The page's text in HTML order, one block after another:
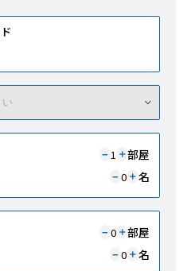
− 1 ＋部屋
− 0 ＋ 名
− 0 ＋部屋
− 0 ＋ 名